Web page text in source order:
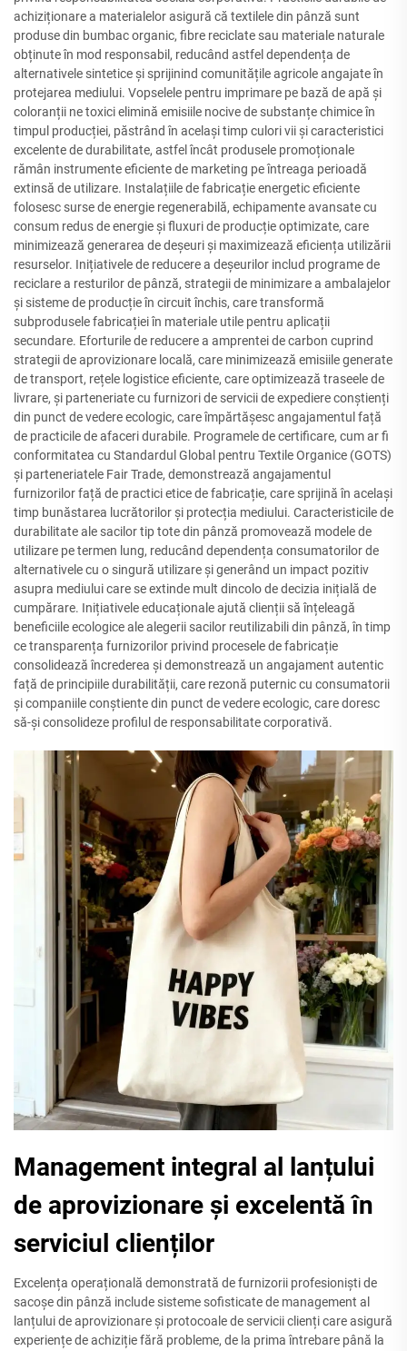
achiziționare a materialelor asigură că textilele din pânză sunt
produse din bumbac organic, fibre reciclate sau materiale naturale
obținute în mod responsabil, reducând astfel dependența de
alternativele sintetice și sprijinind comunitățile agricole angajate în
protejarea mediului. Vopselele pentru imprimare pe bază de apă și
coloranții ne toxici elimină emisiile nocive de substanțe chimice în
timpul producției, păstrând în același timp culori vii și caracteristici
excelente de durabilitate, astfel încât produsele promoționale
rămân instrumente eficiente de marketing pe întreaga perioadă
extinsă de utilizare. Instalațiile de fabricație energetic eficiente
folosesc surse de energie regenerabilă, echipamente avansate cu
consum redus de energie și fluxuri de producție optimizate, care
minimizează generarea de deșeuri și maximizează eficiența utilizării
resurselor. Inițiativele de reducere a deșeurilor includ programe de
reciclare a resturilor de pânză, strategii de minimizare a ambalajelor
și sisteme de producție în circuit închis, care transformă
subprodusele fabricației în materiale utile pentru aplicații
secundare. Eforturile de reducere a amprentei de carbon cuprind
strategii de aprovizionare locală, care minimizează emisiile generate
de transport, rețele logistice eficiente, care optimizează traseele de
livrare, și parteneriate cu furnizori de servicii de expediere conștienți
din punct de vedere ecologic, care împărtășesc angajamentul față
de practicile de afaceri durabile. Programele de certificare, cum ar fi
conformitatea cu Standardul Global pentru Textile Organice (GOTS)
și parteneriatele Fair Trade, demonstrează angajamentul
furnizorilor față de practici etice de fabricație, care sprijină în același
timp bunăstarea lucrătorilor și protecția mediului. Caracteristicile de
durabilitate ale sacilor tip tote din pânză promovează modele de
utilizare pe termen lung, reducând dependența consumatorilor de
alternativele cu o singură utilizare și generând un impact pozitiv
asupra mediului care se extinde mult dincolo de decizia inițială de
cumpărare. Inițiativele educaționale ajută clienții să înțeleagă
beneficiile ecologice ale alegerii sacilor reutilizabili din pânză, în timp
ce transparența furnizorilor privind procesele de fabricație
consolidează încrederea și demonstrează un angajament autentic
față de principiile durabilității, care rezonă puternic cu consumatorii
și companiile conștiente din punct de vedere ecologic, care doresc
să-și consolideze profilul de responsabilitate corporativă.
Management integral al lanțului
de aprovizionare și excelentă în
serviciul clienților
Excelența operațională demonstrată de furnizorii profesioniști de
sacoșe din pânză include sisteme sofisticate de management al
lanțului de aprovizionare și protocoale de servicii clienți care asigură
experiențe de achiziție fără probleme, de la prima întrebare până la